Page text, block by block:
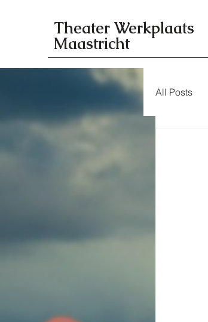
Theater Werkplaats
Maastricht
All Posts